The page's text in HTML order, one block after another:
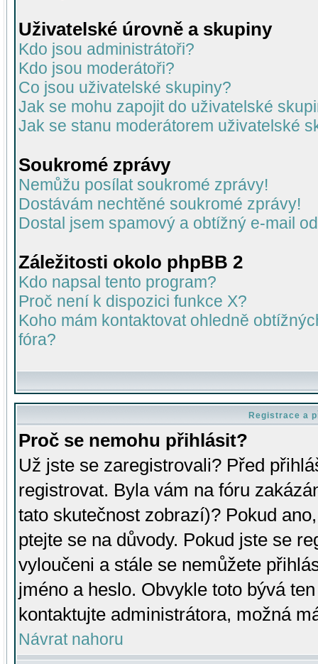
Uživatelské úrovně a skupiny
Kdo jsou administrátoři?
Kdo jsou moderátoři?
Co jsou uživatelské skupiny?
Jak se mohu zapojit do uživatelské
Jak se stanu moderátorem uživatelské
Soukromé zprávy
Nemůžu posílat soukromé zprávy!
Dostávám nechtěné soukromé zprávy!
Dostal jsem spamový a obtížný e-mail
Záležitosti okolo phpBB 2
Kdo napsal tento program?
Proč není k dispozici funkce X?
Koho mám kontaktovat ohledně
fóra?
Registrace a
Proč se nemohu přihlásit?
Už jste se zaregistrovali? Před
registrovat. Byla vám na fóru
tato skutečnost zobrazí)? Pokud
ptejte se na důvody. Pokud jste se
vyloučeni a stále se nemůžete
jméno a heslo. Obvykle toto bývá
kontaktujte administrátora, možná
Návrat nahoru